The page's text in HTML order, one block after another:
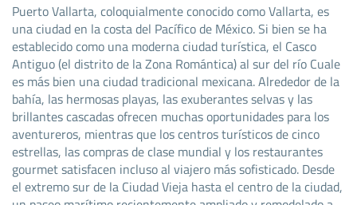
Puerto Vallarta, coloquialmente conocido como Vallarta, es
una ciudad en la costa del Pacífico de México. Si bien se ha
establecido como una moderna ciudad turística, el Casco
Antiguo (el distrito de la Zona Romántica) al sur del río Cuale
es más bien una ciudad tradicional mexicana. Alrededor de la
bahía, las hermosas playas, las exuberantes selvas y las
brillantes cascadas ofrecen muchas oportunidades para los
aventureros, mientras que los centros turísticos de cinco
estrellas, las compras de clase mundial y los restaurantes
gourmet satisfacen incluso al viajero más sofisticado. Desde
el extremo sur de la Ciudad Vieja hasta el centro de la ciudad,